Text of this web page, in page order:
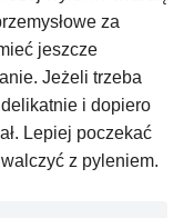
za
jeszcze
Jeżeli trzeba
i dopiero
Lepiej poczekać
z pyleniem.